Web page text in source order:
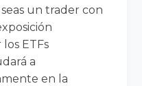
un trader con
ETFs
a
en la